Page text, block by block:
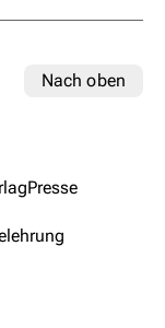
Nach oben
Presse